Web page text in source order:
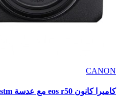
CANON
كاميرا كانون eos r50 مع عدسة rf-s 18 45mm is stm